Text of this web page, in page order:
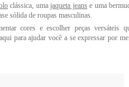
sua personalidade.
favoritas, padrões e peças que o fazem
elementos de diferentes estilos
clássica, umajaqueta jeanse uma
sólida de roupas masculinas.
cores e escolher peças versáteis
para ajudar você a se expressar por